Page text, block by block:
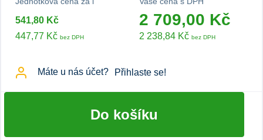
541,80 Kč
447,77 Kč bez DPH
2 709,00 Kč
2 238,84 Kč bez DPH
Máte u nás účet? Přihlaste se!
Do košíku